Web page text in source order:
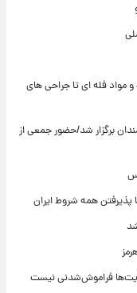
فله ای تا جراحی های
برگزار شد/حضور جمعی از
همه شروط ایران
فراموش‌شدنی نیست